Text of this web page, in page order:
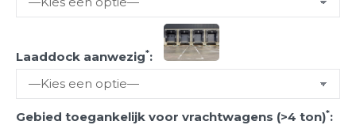
Laaddock aanwezig*:
Gebied toegankelijk voor vrachtwagens (>4 ton)*: